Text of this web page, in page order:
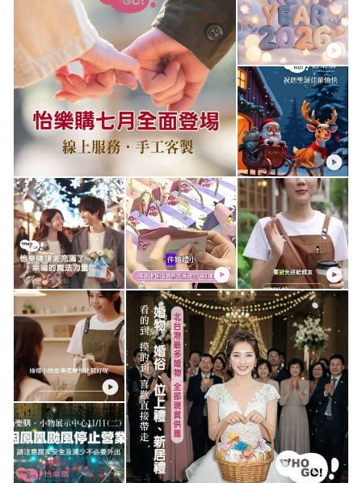
📦 全面 低價特賣 ➡️ 售完為止、不再補貨！ ✔ 適合婚禮佈置
✔ 手作、包裝、活動佈置 ✔
買來備貨超划算 數量有限，
先買先贏 歡迎直接進賣場逛逛 🙏
📆 清倉期間：2026/01/04 - 2026/02/28止
地址：桃園市桃園區民光東路87號4樓之1
訂購方式；
1: 歡迎來店選購
2: Line下單：lin.ee/MILIdYG
3: FB私訊下單
4:電話下單:03-3358809
GOOGLE商家上千筆五星級好評推薦，大感謝⭐️⭐️⭐️⭐️⭐️
………………………………
💝好停車（B2有城市停車場）及路邊車格車位。
💝旁邊是桃林鐵馬道。
💝我們在辦公大樓內，一樓是健身房
婚禮小物、婚俗用品、位上禮、進場禮、遊戲禮、送客禮、派對
禮物⋯🥳滿滿好物現貨展示。
全館千樣商品，自取免運、實物展售❤ 北台最多婚物，全部現